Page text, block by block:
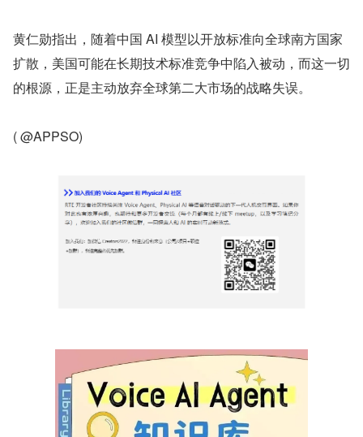
黄仁勋指出，随着中国 AI 模型以开放标准向全球南方国家
扩散，美国可能在长期技术标准竞争中陷入被动，而这一切
的根源，正是主动放弃全球第二大市场的战略失误。
( @APPSO)